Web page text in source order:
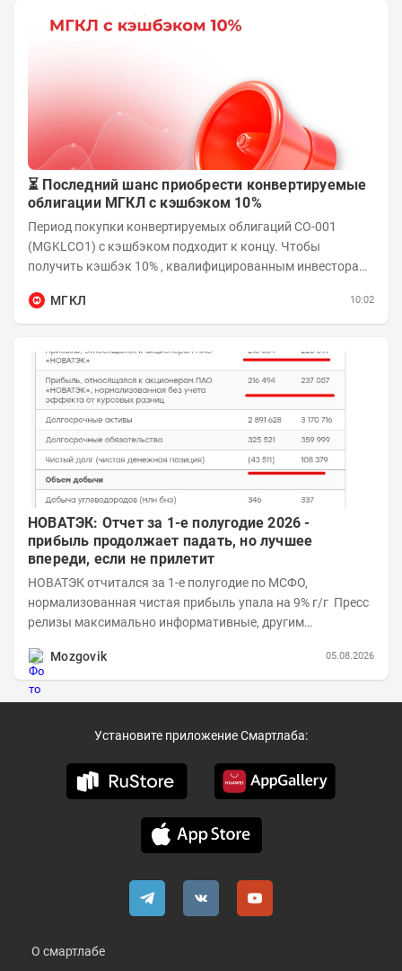
⏳ Последний шанс приобрести конвертируемые
облигации МГКЛ с кэшбэком 10%
Период покупки конвертируемых облигаций СО-001
(MGKLCO1) с кэшбэком подходит к концу. Чтобы
получить кэшбэк 10% , квалифицированным инвесторам
МГКЛ
10:02
НОВАТЭК: Отчет за 1-е полугодие 2026 -
прибыль продолжает падать, но лучшее
впереди, если не прилетит
НОВАТЭК отчитался за 1-е полугодие по МСФО,
нормализованная чистая прибыль упала на 9% г/г Пресс
релизы максимально информативные, другим
Mozgovik
05.08.2026
Установите приложение Смартлаба:
О смартлабе